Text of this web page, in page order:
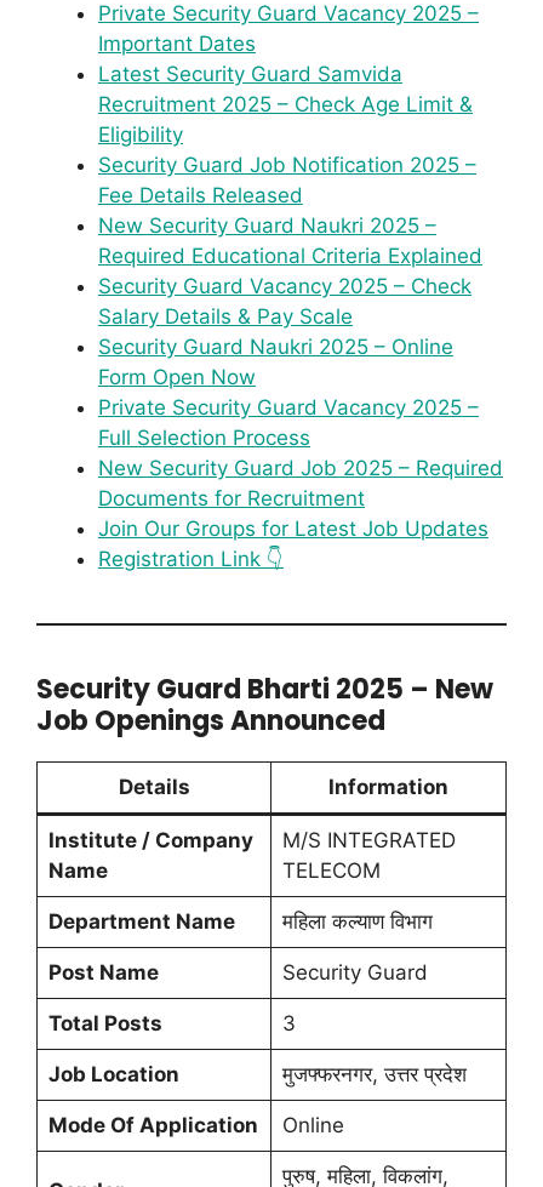
Private Security Guard Vacancy 2025 –
Important Dates
Latest Security Guard Samvida
Recruitment 2025 – Check Age Limit &
Eligibility
Security Guard Job Notification 2025 –
Fee Details Released
New Security Guard Naukri 2025 –
Required Educational Criteria Explained
Security Guard Vacancy 2025 – Check
Salary Details & Pay Scale
Security Guard Naukri 2025 – Online
Form Open Now
Private Security Guard Vacancy 2025 –
Full Selection Process
New Security Guard Job 2025 – Required
Documents for Recruitment
Join Our Groups for Latest Job Updates
Registration Link 👇
Security Guard Bharti 2025 – New
Job Openings Announced
Details Information
Institute / Company
Name
M/S INTEGRATED
TELECOM
Department Name महिला कल्याण विभाग
Post Name Security Guard
Total Posts 3
Job Location मुजफ्फरनगर, उत्तर प्रदेश
Mode Of Application Online
पुरुष, महिला, विकलांग,